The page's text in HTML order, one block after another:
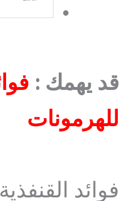
قد يهمك :
للهرمونات
فوائد